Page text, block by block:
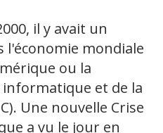
il y avait un
mondiale
ou la
et de la
Une nouvelle Crise
a vu le jour en